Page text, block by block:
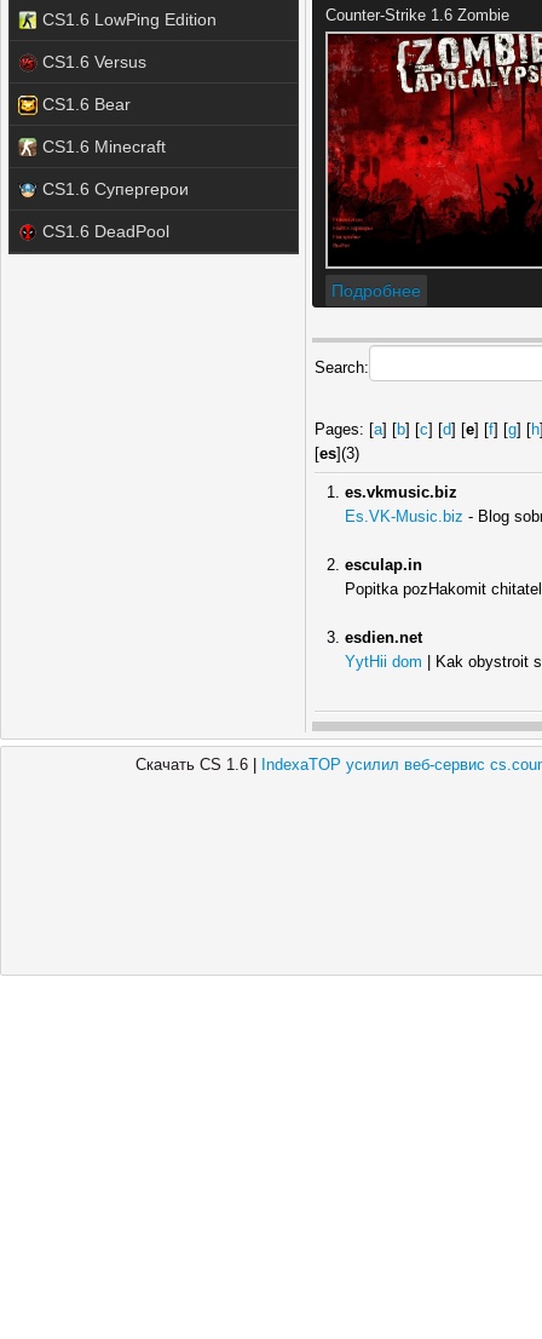
CS1.6 LowPing Edition
CS1.6 Versus
CS1.6 Bear
CS1.6 Minecraft
CS1.6 Супергерои
CS1.6 DeadPool
Counter-Strike 1.6 Zombie
Подробнее
Search:
Pages: [a] [b] [c] [d] [e] [f] [g] [h
[es](3)
es.vkmusic.biz
Es.VK-Music.biz - Blog
esculap.in
Popitka pozHakomit
esdien.net
YytHii dom | Kak obystroit
Скачать CS 1.6| IndexaTOP усилил веб-сервис